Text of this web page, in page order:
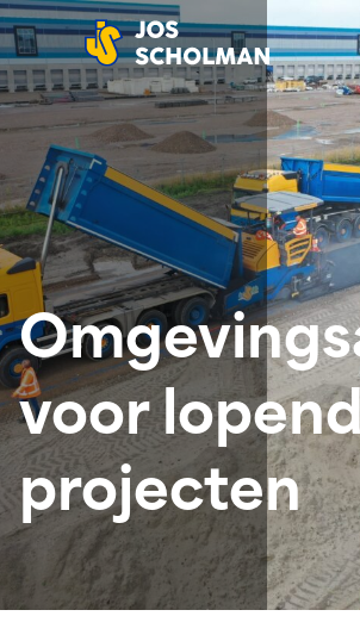
Jos Scholman
voor
projecten